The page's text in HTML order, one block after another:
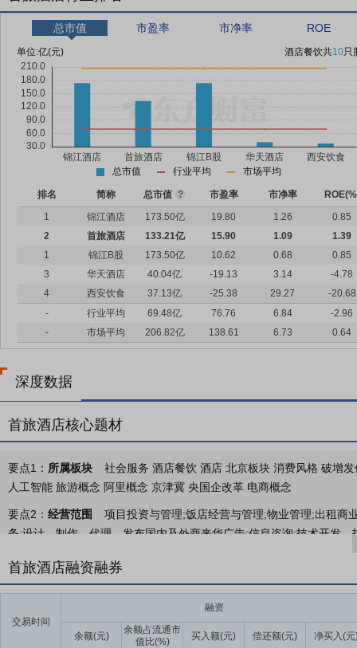
总市值 市盈率 市净率 ROE
单位:亿(元) 酒店餐饮共10只
总市值 行业平均 市场平均
排名 简称 总市值 ? 市盈率 市净率
1
锦江酒店 173.50亿 19.80 1.26
0.85
2
首旅酒店 133.21亿 15.90 1.09
1.39
1
锦江B股 173.50亿 10.62 0.68
0.85
3
华天酒店 40.04亿 -19.13 3.14
-4.78
4
西安饮食 37.13亿 -25.38 29.27
-20.68
-
行业平均 69.48亿 76.76 6.84
-2.96
-
市场平均 206.82亿 138.61 6.73 0.64
深度数据
首旅酒店核心题材
要点1： 所属板块
社会服务 酒店餐饮 酒店 北京板块 消费风格 破增
人工智能 旅游概念 阿里概念 京津冀 央国企改革 电商概念
要点2： 经营范围
项目投资与管理;饭店经营与管理;物业管理;出租商
务;设计、制作、代理、发布国内及外商来华广告;信息咨询;技术开发
演、接待文艺演出;健身;棋;牌;台球;保龄球;旅游接洽;代客订购车票、
的航空客运销售代理业务;销售百货、工艺美术品、日用品、服装鞋帽
物业管理(含出租写字间);机动车公共停车场服务;举办展览;美术装饰;
酒店运营、酒店管理
公司酒店业务包括酒店运营和酒店管理
首旅酒店融资融券
交易时间
融资
余额(元)
余额占流通市
值比(%)
买入额(元) 偿还额(元) 净买入(元